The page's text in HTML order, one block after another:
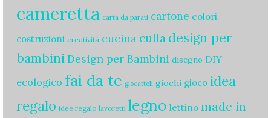
cameretta carta da parati cartone colori
costruzioni creatività cucina culla design per
bambiniDesign per Bambini disegno DIY
ecologico fai da te giocattoli giochi gioco idea
regalo idee regalo lavoretti legno lettino made in